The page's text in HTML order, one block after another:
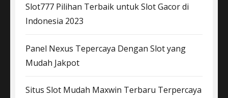
Slot777 Pilihan Terbaik untuk Slot Gacor di
Indonesia 2023
Panel Nexus Tepercaya Dengan Slot yang
Mudah Jakpot
Situs Slot Mudah Maxwin Terbaru Terpercaya